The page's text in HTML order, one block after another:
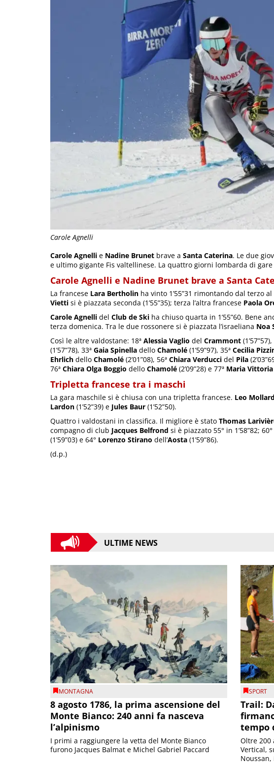
Carole Agnelli
Carole Agnelli e Nadine Brunet brave a Santa Caterina. Le due
e ultimo gigante Fis valtellinese. La quattro giorni lombarda di
Carole Agnelli e Nadine Brunet brave a Santa
La francese Lara Bertholin ha vinto 1’55”31 rimontando dal terzo
Vietti si è piazzata seconda (1’55”35); terza l’altra francese Paola
Carole Agnelli del Club de Ski ha chiuso quarta in 1’55”60. Bene
terza domenica. Tra le due rossonere si è piazzata l’israeliana Noa
Così le altre valdostane: 18ª Alessia Vaglio del Crammont
(1’57”78), 33ª Gaia Spinella dello Chamolé (1’59”97), 35ª Cecilia
Ehrlich dello Chamolé (2’01”08), 56ª Chiara Verducci del Pila
76ª Chiara Olga Boggio dello Chamolé (2’09”28) e 77ª Maria
Tripletta francese tra i maschi
La gara maschile si è chiusa con una tripletta francese. Leo Mollard
Lardon (1’52”39) e Jules Baur (1’52”50).
Quattro i valdostani in classifica. Il migliore è stato Thomas
compagno di club Jacques Belfrond si è piazzato 55° in 1’58”82; 60°
(1’59”03) e 64° Lorenzo Stirano dell’Aosta (1’59”86).
(d.p.)
ULTIME NEWS
MONTAGNA
8 agosto 1786, la prima ascensione del
Monte Bianco: 240 anni fa nasceva
l’alpinismo
I primi a raggiungere la vetta del Monte Bianco
furono Jacques Balmat e Michel Gabriel Paccard
SPORT
Trail:
tempo
Oltre
Vertical,